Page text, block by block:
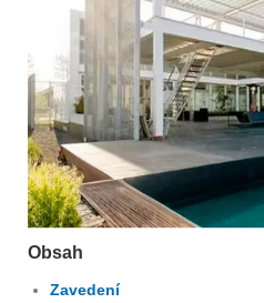
Obsah
Zavedení